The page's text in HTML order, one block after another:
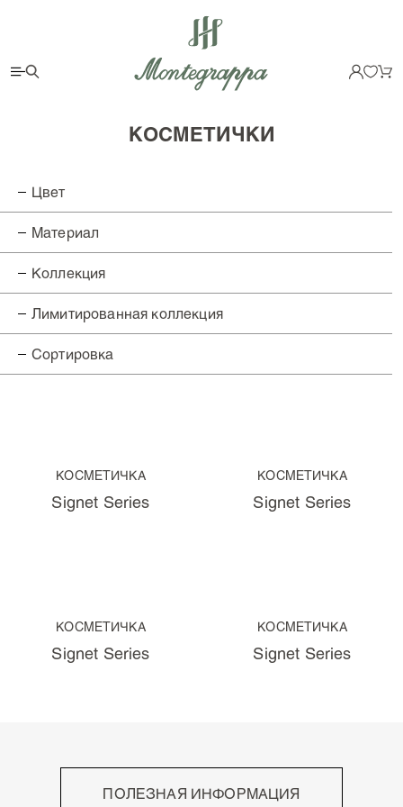
КОСМЕТИЧКИ
Цвет
Чёрный (3)
Красный (1)
Материал
Гладкая кожа (1)
Тиснёная кожа (3)
Коллекция
Signet Series (4)
Лимитированная коллекция
Нет (4)
Сортировка
Вначале новые
По убыванию цены
КОСМЕТИЧКА
Signet Series
КОСМЕТИЧКА
Signet Series
КОСМЕТИЧКА
Signet Series
КОСМЕТИЧКА
Signet Series
ПОЛЕЗНАЯ ИНФОРМАЦИЯ